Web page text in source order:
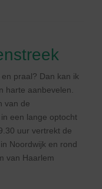
praal? Dan kan ik
harte aanbevelen.
van de
een lange optocht
uur vertrekt de
Noordwijk en rond
van Haarlem